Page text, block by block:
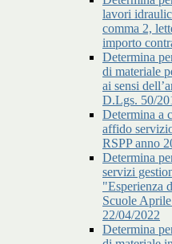
lavori
comma 2,
importo
Determina
di materiale
ai sensi
D.Lgs. 50/
Determina a
affido
RSPP anno
Determina
servizi
"Esperienza
Scuole
22/04/2022
Determina